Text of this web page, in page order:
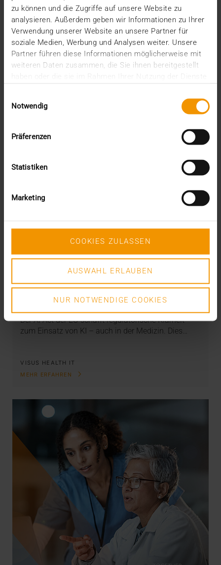
zu können und die Zugriffe auf unsere Website zu
analysieren. Außerdem geben wir Informationen zu Ihrer
Verwendung unserer Website an unsere Partner für
soziale Medien, Werbung und Analysen weiter. Unsere
Partner führen diese Informationen möglicherweise mit
weiteren Daten zusammen, die Sie ihnen bereitgestellt
Notwendig
Präferenzen
Statistiken
Marketing
COOKIES ZULASSEN
AUSWAHL ERLAUBEN
NUR NOTWENDIGE COOKIES
VISUS HEALTH IT
MEHR ERFAHREN
Der EU AI Act und seine Folgen
04.02.2025
Der AI Act der EU schafft regulatorische Klarheit
zum Einsatz von KI – auch in der Medizin. Dies…
VISUS HEALTH IT
MEHR ERFAHREN